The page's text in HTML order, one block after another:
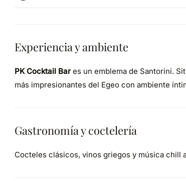
Experiencia y ambiente
PK Cocktail Bares un emblema de Santorini.
más impresionantes del Egeo con ambiente
Gastronomía y coctelería
Cocteles clásicos, vinos griegos y música chill